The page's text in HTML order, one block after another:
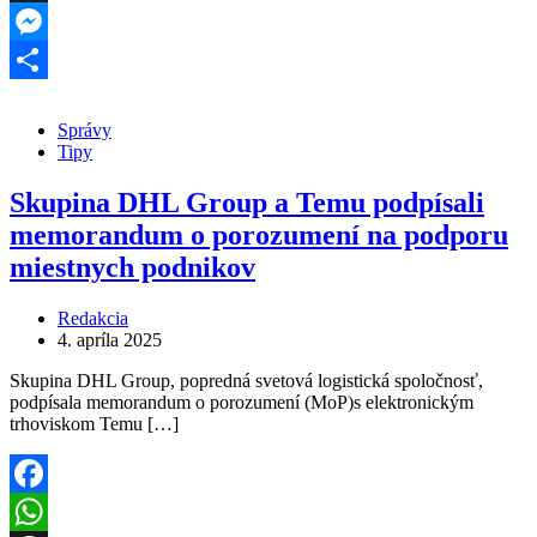
Threads
Messenger
Správy
Tipy
Skupina DHL Group a Temu podpísali
memorandum o porozumení na podporu
miestnych podnikov
Redakcia
4. apríla 2025
Skupina DHL Group, popredná svetová logistická spoločnosť,
podpísala memorandum o porozumení (MoP)s elektronickým
trhoviskom Temu […]
Facebook